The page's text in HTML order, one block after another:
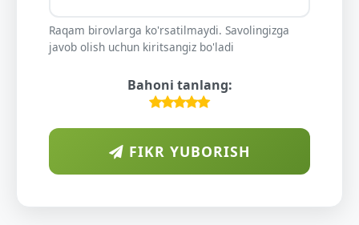
Raqam birovlarga ko'rsatilmaydi. Savolingizga
javob olish uchun kiritsangiz bo'ladi
Bahoni tanlang:
FIKR YUBORISH